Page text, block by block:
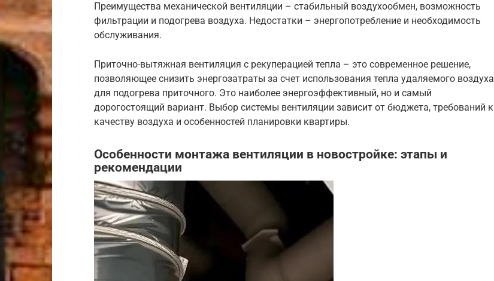
Преимущества механической вентиляции – стабильный воздухообмен, возможность
фильтрации и подогрева воздуха. Недостатки – энергопотребление и необходимость
обслуживания.
Приточно-вытяжная вентиляция с рекуперацией тепла – это современное решение,
позволяющее снизить энергозатраты за счет использования тепла удаляемого воздуха
для подогрева приточного. Это наиболее энергоэффективный, но и самый
дорогостоящий вариант. Выбор системы вентиляции зависит от бюджета, требований к
качеству воздуха и особенностей планировки квартиры.
Особенности монтажа вентиляции в новостройке: этапы и
рекомендации